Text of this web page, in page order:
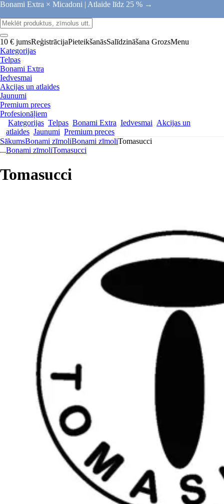
Bonami Extra × Micadoni | Atlaide līdz 25 % →
10 € jumsReģistrācijaPieteikšanāsSalīdzināšana GrozsMenu
Kategorijas
Telpas
Bonami Extra
Iedvesmai
Akcijas un atlaides
Jaunumi
Premium preces
Profesionāļiem
Kategorijas Telpas Bonami Extra Iedvesmai Akcijas un
atlaides Jaunumi Premium preces
SākumsBonami zīmoliBonami zīmoliTomasucci
...Bonami zīmoliTomasucci
Tomasucci